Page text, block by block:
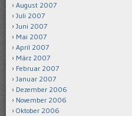
August 2007
Juli 2007
Juni 2007
Mai 2007
April 2007
März 2007
Februar 2007
Januar 2007
Dezember 2006
November 2006
Oktober 2006